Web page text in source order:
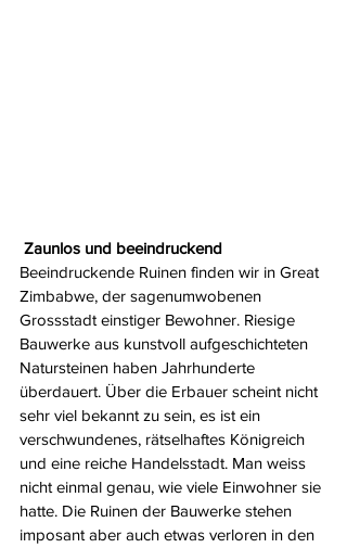
Zaunlos und beeindruckend
Beeindruckende Ruinen finden wir in Great
Zimbabwe, der sagenumwobenen
Grossstadt einstiger Bewohner. Riesige
Bauwerke aus kunstvoll aufgeschichteten
Natursteinen haben Jahrhunderte
überdauert. Über die Erbauer scheint nicht
sehr viel bekannt zu sein, es ist ein
verschwundenes, rätselhaftes Königreich
und eine reiche Handelsstadt. Man weiss
nicht einmal genau, wie viele Einwohner sie
hatte. Die Ruinen der Bauwerke stehen
imposant aber auch etwas verloren in den